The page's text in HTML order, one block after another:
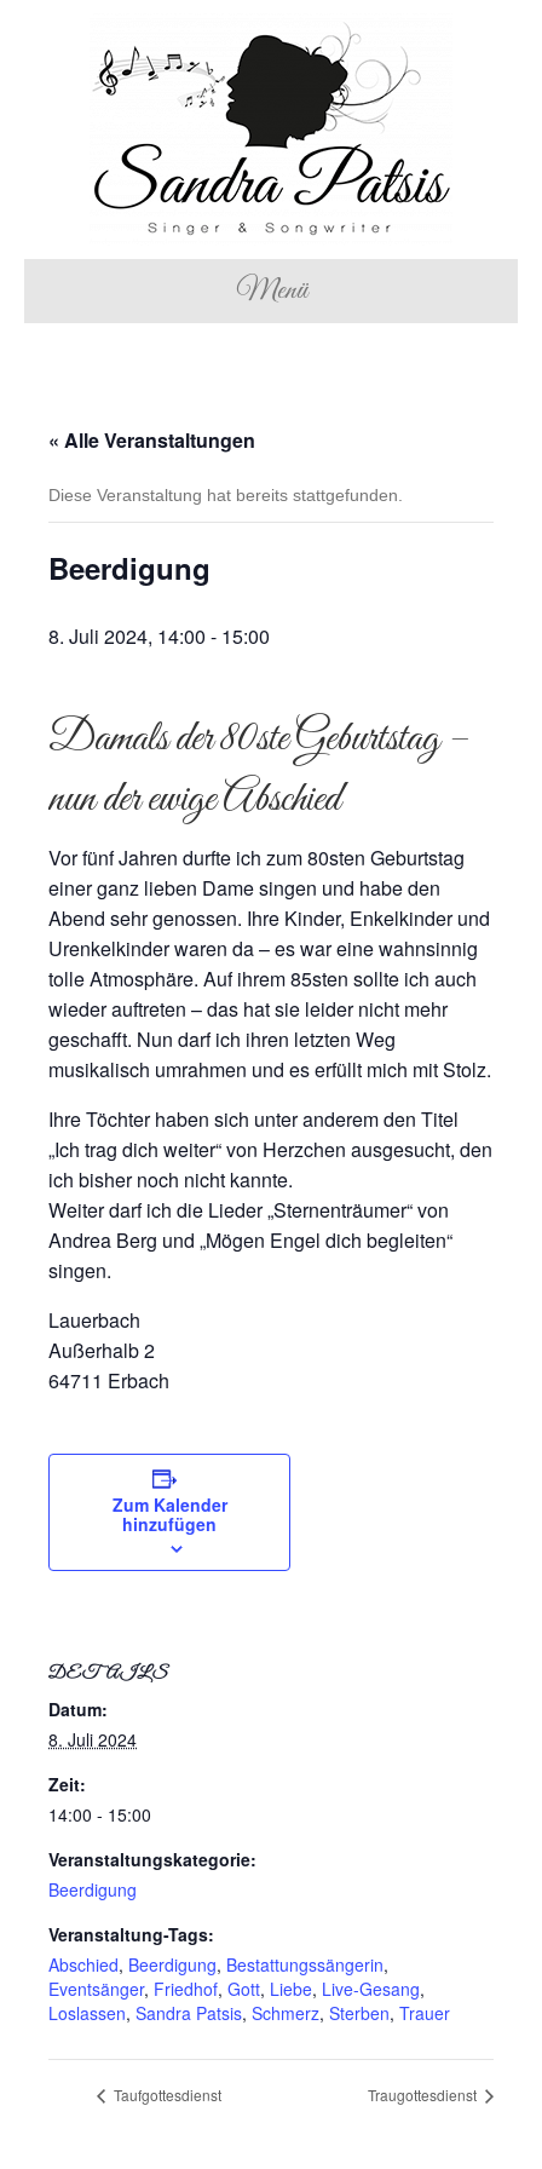
Menü
« Alle Veranstaltungen
Diese Veranstaltung hat bereits stattgefunden.
Beerdigung
8. Juli 2024, 14:00 - 15:00
Damals der 80ste Geburtstag –
nun der ewige Abschied
Vor fünf Jahren durfte ich zum 80sten Geburtstag
einer ganz lieben Dame singen und habe den
Abend sehr genossen. Ihre Kinder, Enkelkinder und
Urenkelkinder waren da – es war eine wahnsinnig
tolle Atmosphäre. Auf ihrem 85sten sollte ich auch
wieder auftreten – das hat sie leider nicht mehr
geschafft. Nun darf ich ihren letzten Weg
musikalisch umrahmen und es erfüllt mich mit Stolz.
Ihre Töchter haben sich unter anderem den Titel
„Ich trag dich weiter“ von Herzchen ausgesucht, den
ich bisher noch nicht kannte.
Weiter darf ich die Lieder „Sternenträumer“ von
Andrea Berg und „Mögen Engel dich begleiten“
singen.
Lauerbach
Außerhalb 2
64711 Erbach
Zum Kalender
hinzufügen
DETAILS
Datum:
8. Juli 2024
Zeit:
14:00 - 15:00
Veranstaltungskategorie:
Beerdigung
Veranstaltung-Tags:
Abschied, Beerdigung, Bestattungssängerin,
Eventsänger, Friedhof, Gott, Liebe, Live-Gesang,
Loslassen, Sandra Patsis, Schmerz, Sterben, Trauer
Taufgottesdienst Traugottesdienst